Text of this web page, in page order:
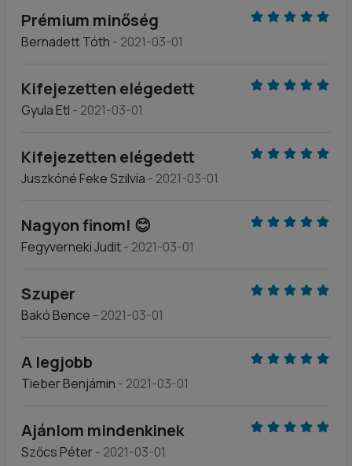
Prémium minőség
Bernadett Tóth - 2021-03-01
Kifejezetten elégedett
Gyula Etl - 2021-03-01
Kifejezetten elégedett
Juszkóné Feke Szilvia - 2021-03-01
Nagyon finom! 😊
Fegyverneki Judit- 2021-03-01
Szuper
Bakó Bence - 2021-03-01
A legjobb
Tieber Benjámin - 2021-03-01
Ajánlom mindenkinek
Szőcs Péter- 2021-03-01